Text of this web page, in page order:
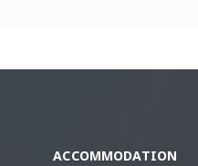
ACCOMMODATION